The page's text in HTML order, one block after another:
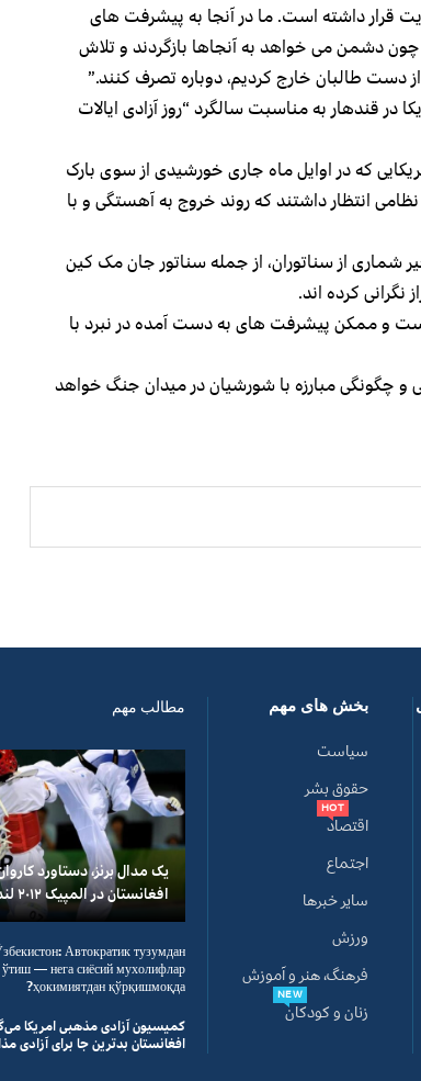
قرار داشته است. ما در آنجا به پیشرفت های
دشمن می خواهد به آنجاها بازگردند و تلاش
دست طالبان خارج کردیم، دوباره تصرف کنند.”
در قندهار به مناسبت سالگرد “روز آزادی ایالات
با آغاز روند خروج ۳۳ هزار نظامی امریکایی که در اوایل ماه جاری خورشیدی از سوی بارک
انتظار داشتند که روند خروج به آهستگی و با
شماری از سناتوران، از جمله سناتور جان مک کین
کرده اند.
است و ممکن پیشرفت های به دست آمده در نبرد با
و چگونگی مبارزه با شورشیان در میدان جنگ خواهد
بخش های مهم
سیاست
حقوق بشر
اقتصاد
HOT
اجتماع
سایر خبرها
ورزش
فرهنگ، هنر و آموزش
زنان و کودکان
NEW
مطالب مهم
یک مدال برنز، دستاورد
افغانستان در المپیک ۲۰۱۲ لندن
Автократик тузумдан
ўтиш — нега сиёсий мухолифлар
ҳокимиятдан қўрқишмоқда?
کمیسیون آزادی مذهبی امریکا
افغانستان بدترین جا برای